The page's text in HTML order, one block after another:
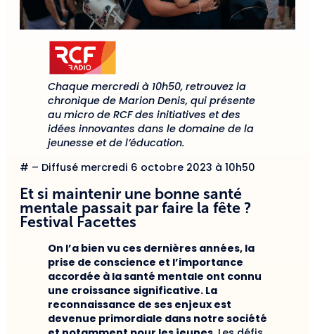
Chaque mercredi à 10h50, retrouvez la
chronique de Marion Denis, qui présente
au micro de RCF des initiatives et des
idées innovantes dans le domaine de la
jeunesse et de l’éducation.
# – Diffusé mercredi 6 octobre 2023 à 10h50
Et si maintenir une bonne santé
mentale passait par faire la fête ?
Festival Facettes
On l’a bien vu ces dernières années, la
prise de conscience et l’importance
accordée à la santé mentale ont connu
une croissance significative. La
reconnaissance de ses enjeux est
devenue primordiale dans notre société